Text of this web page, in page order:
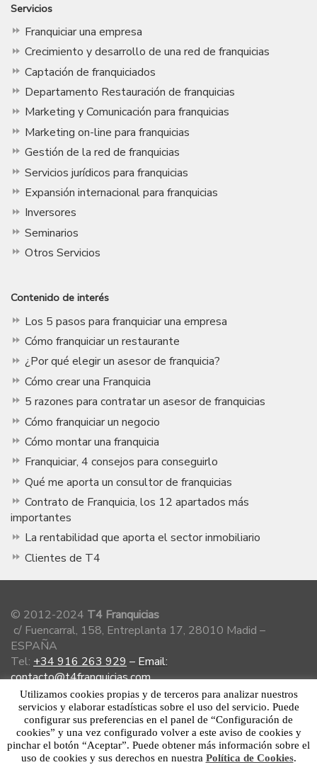
Servicios
Franquiciar una empresa
Crecimiento y desarrollo de una red de franquicias
Captación de franquiciados
Departamento Restauración de franquicias
Marketing y Comunicación para franquicias
Marketing on-line para franquicias
Gestión de la red de franquicias
Servicios jurídicos para franquicias
Expansión internacional para franquicias
Inversores
Seminarios
Otros Servicios
Contenido de interés
Los 5 pasos para franquiciar una empresa
Cómo franquiciar un restaurante
¿Por qué elegir un asesor de franquicia?
Cómo crear una Franquicia
5 razones para contratar un asesor de franquicias
Cómo franquiciar un negocio
Cómo montar una franquicia
Franquiciar, 4 consejos para conseguirlo
Qué me aporta un consultor de franquicias
Contrato de Franquicia, los 12 apartados más
importantes
La rentabilidad que aporta el sector inmobiliario
Clientes de T4
© 2012-2024 T4 Franquicias
c/ Fuencarral, 158, Entreplanta 17, 28010 Madid –
ESPAÑA
Tel: +34 916 263 929 – Email:
contacto@t4franquicias.com
Miembro de la Asociación Española de
Franquiciadores
Utilizamos cookies propias y de terceros para analizar nuestros
servicios y elaborar estadísticas sobre el uso del servicio. Puede
configurar sus preferencias en el panel de “Configuración de
cookies” y una vez configurado volver a este aviso de cookies y
pinchar el botón “Aceptar”. Puede obtener más información sobre el
uso de cookies y sus derechos en nuestra Política de Cookies.